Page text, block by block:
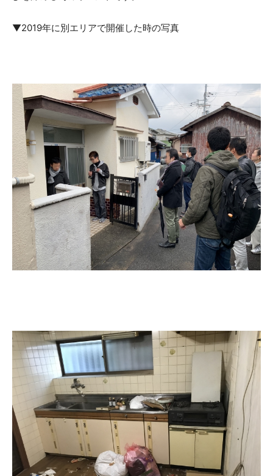
▼2019年に別エリアで開催した時の写真​